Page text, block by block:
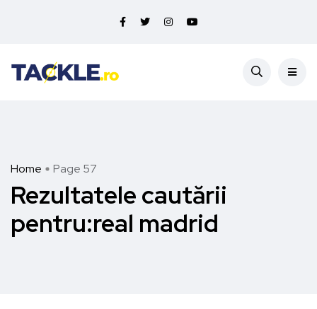
Home Page 57
Rezultatele cautării
pentru:real madrid